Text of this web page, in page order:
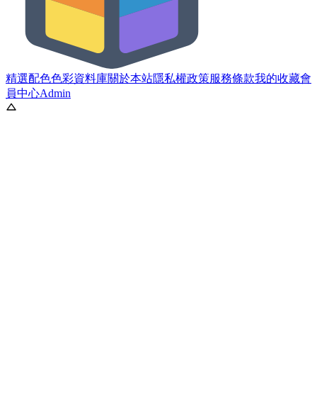
精選配色色彩資料庫關於本站隱私權政策服務條款我的收藏會
員中心Admin